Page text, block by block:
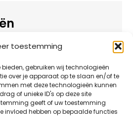
toestemming
gebruiken wij technologieën
over je apparaat op te slaan en/of te
met deze technologieën kunnen
of unieke ID's op deze site
geeft of uw toestemming
invloed hebben op bepaalde functies